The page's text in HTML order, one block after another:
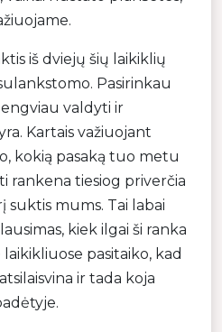
iš dviejų šių laikiklių
Pasirinkau
valdyti ir
Kartais važiuojant
kokią pasaką tuo metu
rankena tiesiog priverčia
mums. Tai labai
kiek ilgai ši ranka
pasitaiko, kad
ir tada koja